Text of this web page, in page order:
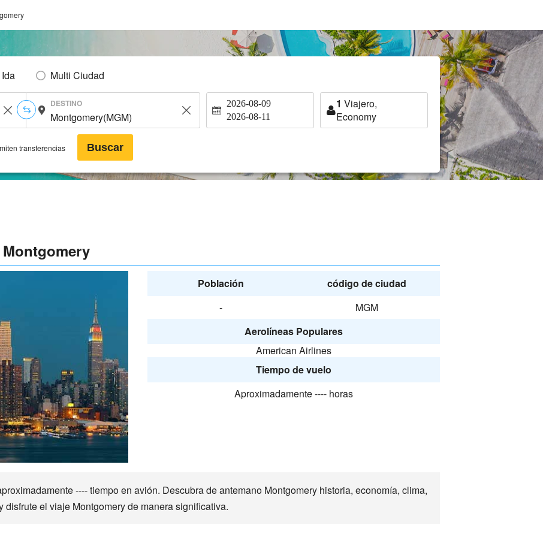
Multi Ciudad
DESTINO 2026-08-09
2026-08-11
1 Viajero,
Economy
transferencias Buscar
Población
código de ciudad
-
MGM
Aerolíneas Populares
American Airlines
Tiempo de vuelo
Aproximadamente ---- horas
---- tiempo en avión. Descubra de antemano Montgomery historia, economía, clima,
el viaje Montgomery de manera significativa.